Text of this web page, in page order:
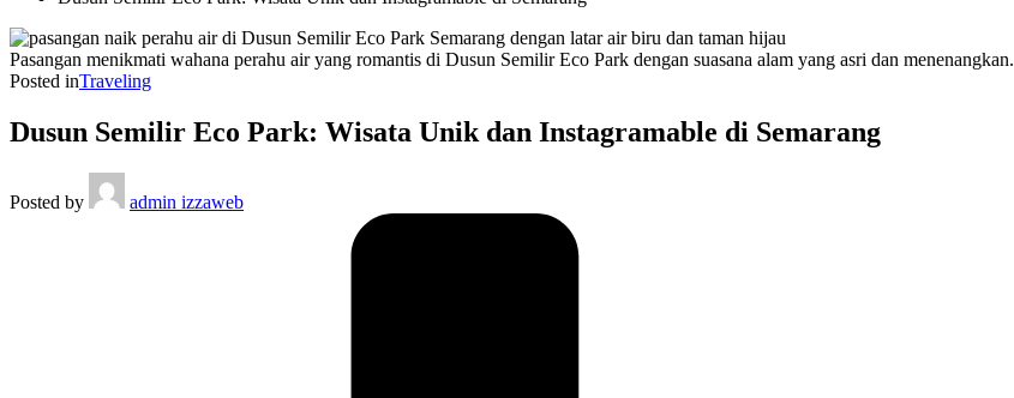
Pasangan menikmati wahana perahu air yang romantis di Dusun Semilir Eco Park dengan suasana alam yang asri dan menenangkan.
Posted inTraveling
Dusun Semilir Eco Park: Wisata Unik dan Instagramable di Semarang
Posted by admin izzaweb